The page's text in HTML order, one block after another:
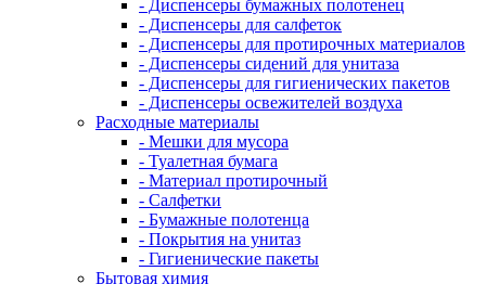
- Диспенсеры бумажных полотенец
- Диспенсеры для салфеток
- Диспенсеры для протирочных материалов
- Диспенсеры сидений для унитаза
- Диспенсеры для гигиенических пакетов
- Диспенсеры освежителей воздуха
Расходные материалы
- Мешки для мусора
- Туалетная бумага
- Материал протирочный
- Салфетки
- Бумажные полотенца
- Покрытия на унитаз
- Гигиенические пакеты
Бытовая химия